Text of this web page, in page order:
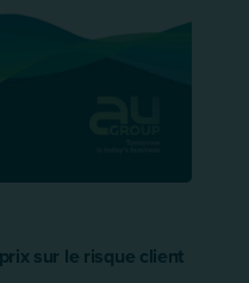
sur le risque client